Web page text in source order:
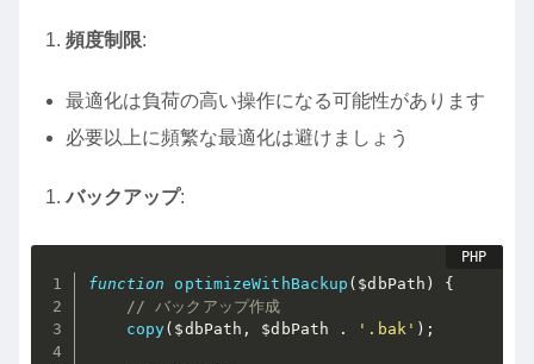
頻度制限:
最適化は負荷の高い操作になる可能性があります
必要以上に頻繁な最適化は避けましょう
バックアップ:
function optimizeWithBackup ( $dbPath )
{
// バックアップ作成
copy( $dbPath , $dbPath . '.bak' ) ;